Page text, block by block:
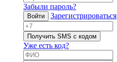
Забыли пароль?
Войти Зарегистрироваться
Получить SMS с кодом
Уже есть код?